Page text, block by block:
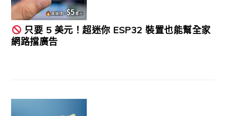
只要 5 美元！超迷你 ESP32 裝置也能幫全家
網路擋廣告